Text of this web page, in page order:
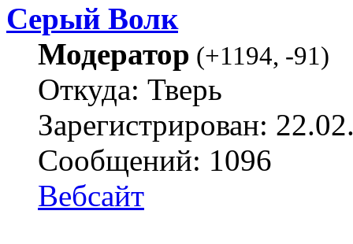
Серый Волк
Модератор (+1194, -91)
Откуда: Тверь
Зарегистрирован:
Сообщений: 1096
Вебсайт